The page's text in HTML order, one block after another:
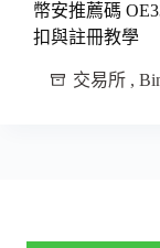
幣安推薦碼
扣與註冊教學
交易所 ,